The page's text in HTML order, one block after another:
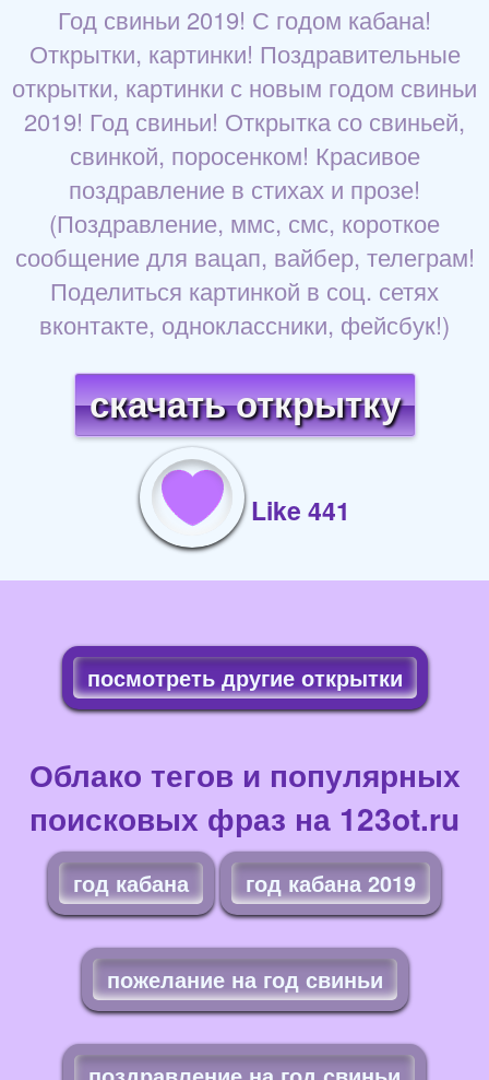
Год свиньи 2019! С годом кабана!
Открытки, картинки! Поздравительные
открытки, картинки с новым годом свиньи
2019! Год свиньи! Открытка со свиньей,
свинкой, поросенком! Красивое
поздравление в стихах и прозе!
(Поздравление, ммс, смс, короткое
сообщение для вацап, вайбер, телеграм!
Поделиться картинкой в соц. сетях
вконтакте, одноклассники, фейсбук!)
скачать открытку
Like 441
посмотреть другие открытки
Облако тегов и популярных
поисковых фраз на 123ot.ru
год кабана год кабана 2019
пожелание на год свиньи